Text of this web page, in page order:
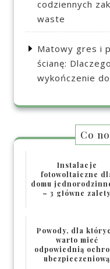
codziennych
waste
Matowy gres i
ścianę:
wykończenie do
Co
Instalacje
fotowoltaiczne
domu
– 3 główne zalety
Powody, dla
warto mieć
odpowiednią
ubezpieczeniową